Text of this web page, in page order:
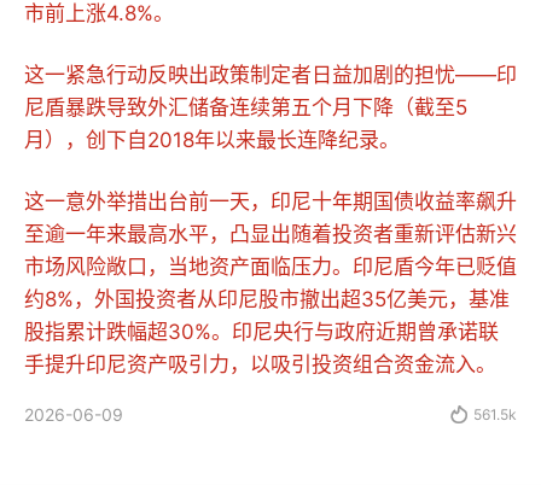
市前上涨4.8%。
这一紧急行动反映出政策制定者日益加剧的担忧——印
尼盾暴跌导致外汇储备连续第五个月下降（截至5
月），创下自2018年以来最长连降纪录。
这一意外举措出台前一天，印尼十年期国债收益率飙升
至逾一年来最高水平，凸显出随着投资者重新评估新兴
市场风险敞口，当地资产面临压力。印尼盾今年已贬值
约8%，外国投资者从印尼股市撤出超35亿美元，基准
股指累计跌幅超30%。印尼央行与政府近期曾承诺联
手提升印尼资产吸引力，以吸引投资组合资金流入。
2026-06-09  561.5k